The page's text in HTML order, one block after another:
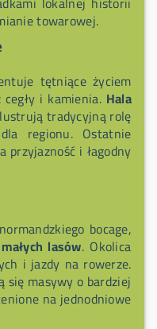
towarowej.
tętniące życiem
i kamienia. Hala
tradycyjną rolę
regionu. Ostatnie
przyjazność i łagodny
bocage,
lasów. Okolica
i jazdy na rowerze.
się masywy o bardziej
na jednodniowe